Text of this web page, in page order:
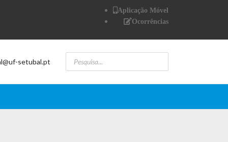
Aplicação Móvel
Ocorrências
setubal.pt